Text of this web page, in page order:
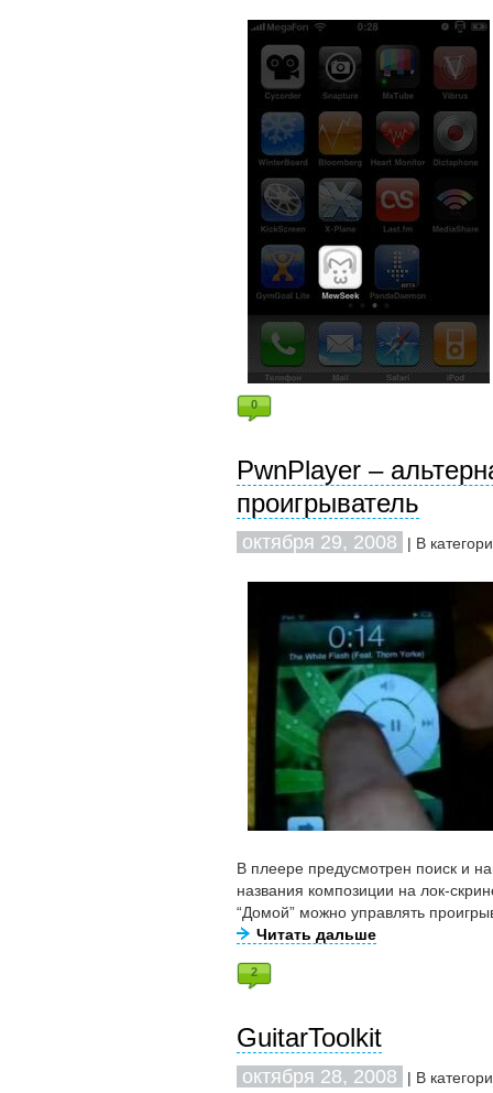
0
PwnPlayer –
проигрыватель
октября 29, 2008 | В
В плеере предусмотрен поиск и
названия композиции на лок-
“Домой” можно управлять
Читать дальше
2
GuitarToolkit
октября 28, 2008 | В